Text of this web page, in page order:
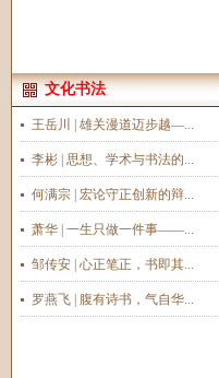
文化书法
王岳川 | 雄关漫道迈步越—...
李彬 | 思想、学术与书法的...
何满宗 | 宏论守正创新的辩...
萧华 | 一生只做一件事——...
邹传安 | 心正笔正，书即其...
罗燕飞 | 腹有诗书，气自华...